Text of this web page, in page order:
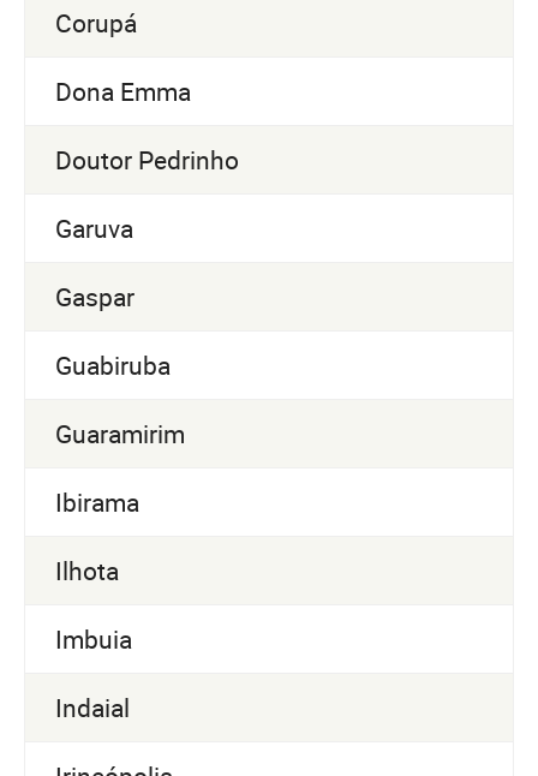
Corupá
Dona Emma
Doutor Pedrinho
Garuva
Gaspar
Guabiruba
Guaramirim
Ibirama
Ilhota
Imbuia
Indaial